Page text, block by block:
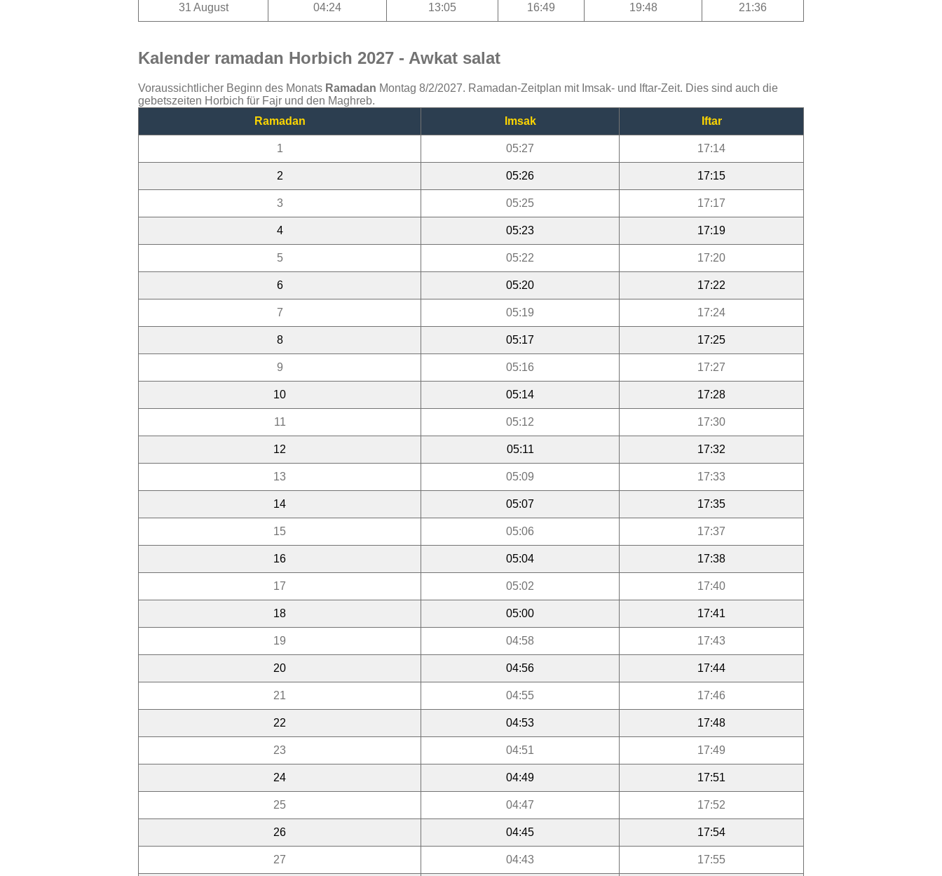
31 August 04:24 13:05 16:49 19:48 21:36
Kalender ramadan Horbich 2027 - Awkat salat
Voraussichtlicher Beginn des Monats Ramadan Montag 8/2/2027. Ramadan-Zeitplan mit Imsak- und Iftar-Zeit. Dies sind auch die
gebetszeiten Horbich für Fajr und den Maghreb.
Ramadan
Imsak Iftar
1 05:27 17:14
2 05:26 17:15
3 05:25 17:17
4 05:23 17:19
5 05:22 17:20
6 05:20 17:22
7 05:19 17:24
8 05:17 17:25
9 05:16 17:27
10 05:14 17:28
11 05:12 17:30
12 05:11 17:32
13 05:09 17:33
14 05:07 17:35
15 05:06 17:37
16 05:04 17:38
17 05:02 17:40
18 05:00 17:41
19 04:58 17:43
20 04:56 17:44
21 04:55 17:46
22 04:53 17:48
23 04:51 17:49
24 04:49 17:51
25 04:47 17:52
26 04:45 17:54
27 04:43 17:55